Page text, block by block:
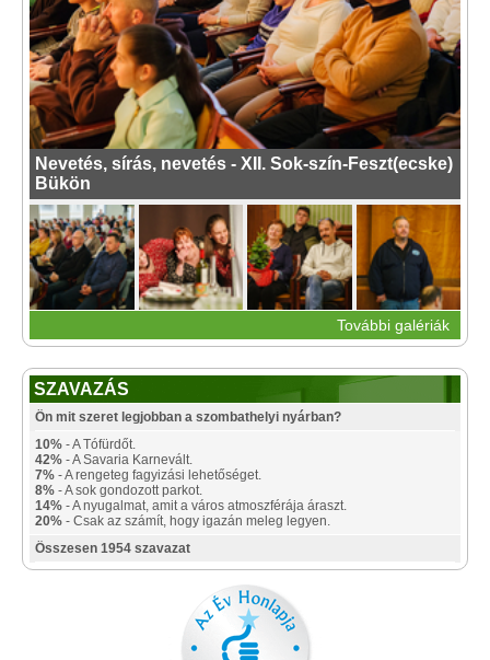
Nevetés, sírás, nevetés - XII. Sok-szín-Feszt(ecske)
Bükön
További galériák
SZAVAZÁS
Ön mit szeret legjobban a szombathelyi nyárban?
10% - A Tófürdőt.
42% - A Savaria Karnevált.
7% - A rengeteg fagyizási lehetőséget.
8% - A sok gondozott parkot.
14% - A nyugalmat, amit a város atmoszférája áraszt.
20% - Csak az számít, hogy igazán meleg legyen.
Összesen 1954 szavazat